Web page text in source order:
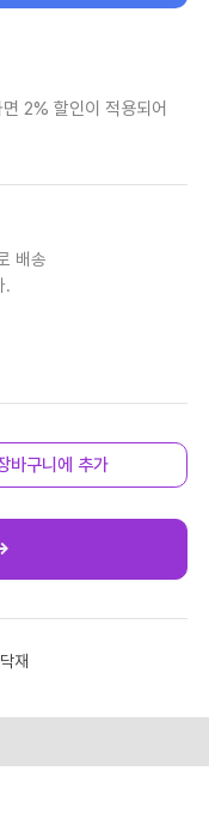
2% 할인이 적용되어
배송
.
바구니에 추가
재